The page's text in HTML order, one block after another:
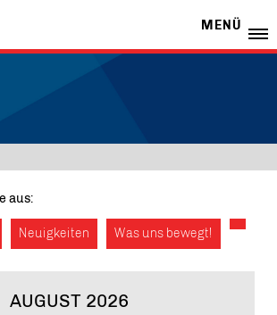
MENÜ
aus:
Neuigkeiten Was uns bewegt!
AUGUST 2026